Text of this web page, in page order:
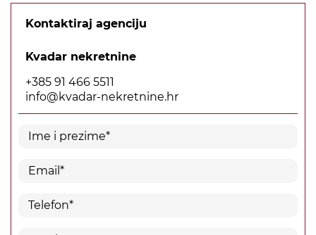
Kontaktiraj agenciju
Kvadar nekretnine
+385 91 466 5511
info@kvadar-nekretnine.hr